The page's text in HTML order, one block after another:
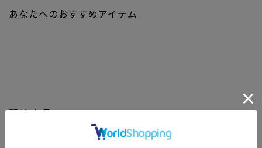
1984年、イタリアのクラシックなスタイルをこよなく愛するフラ
関連商品
あなたへのおすすめアイテム